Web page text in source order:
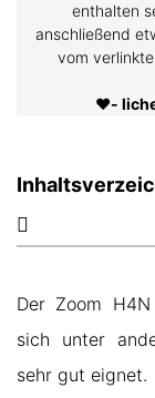
enthalten
anschließend
vom
❤️-
Der Zoom
sich unter
sehr gut eignet.